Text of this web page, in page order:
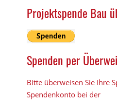
Projektspende Bau
Spenden per
Bitte überweisen Sie Ihre
Spendenkonto bei der